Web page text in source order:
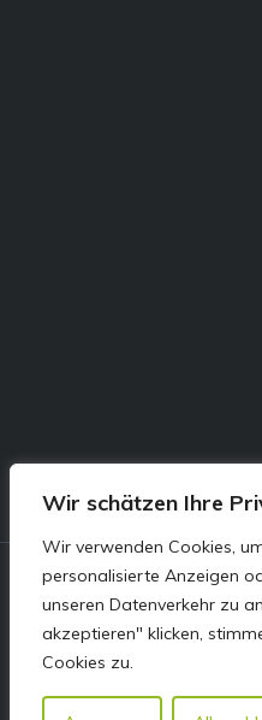
Wir schätzen Ihre
Wir verwenden Cookies,
personalisierte Anzeigen
unseren Datenverkehr zu
akzeptieren" klicken,
Cookies zu.
© E&S Motors GmbH,
Linzer Straße 83 4240
Freistadt